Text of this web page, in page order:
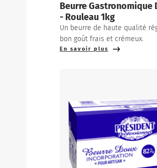
Beurre Gastronomique
- Rouleau 1kg
Un beurre de haute qualité
bon goût frais et crémeux.
En savoir plus